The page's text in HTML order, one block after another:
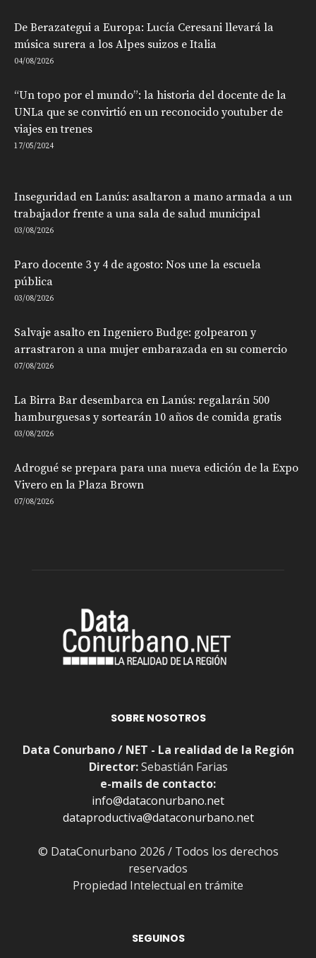
De Berazategui a Europa: Lucía Ceresani llevará la
música surera a los Alpes suizos e Italia
04/08/2026
“Un topo por el mundo”: la historia del docente de la
UNLa que se convirtió en un reconocido youtuber de
viajes en trenes
17/05/2024
Inseguridad en Lanús: asaltaron a mano armada a un
trabajador frente a una sala de salud municipal
03/08/2026
Paro docente 3 y 4 de agosto: Nos une la escuela
pública
03/08/2026
Salvaje asalto en Ingeniero Budge: golpearon y
arrastraron a una mujer embarazada en su comercio
07/08/2026
La Birra Bar desembarca en Lanús: regalarán 500
hamburguesas y sortearán 10 años de comida gratis
03/08/2026
Adrogué se prepara para una nueva edición de la Expo
Vivero en la Plaza Brown
07/08/2026
SOBRE NOSOTROS
Data Conurbano / NET - La realidad de la Región
Director:Sebastián Farias
e-mails de contacto:
info@dataconurbano.net
dataproductiva@dataconurbano.net
© DataConurbano 2026 / Todos los derechos
reservados
Propiedad Intelectual en trámite
SEGUINOS